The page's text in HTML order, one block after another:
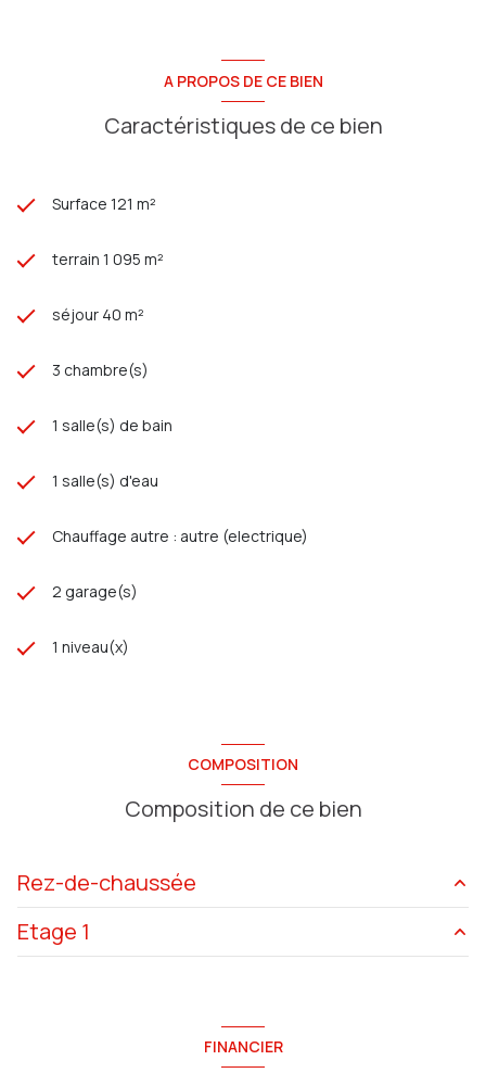
A PROPOS DE CE BIEN
Caractéristiques de ce bien
Surface 121 m²
terrain 1 095 m²
séjour 40 m²
3 chambre(s)
1 salle(s) de bain
1 salle(s) d'eau
Chauffage autre : autre (electrique)
2 garage(s)
1 niveau(x)
COMPOSITION
Composition de ce bien
Rez-de-chaussée
cuisine
Etage 1
FINANCIER